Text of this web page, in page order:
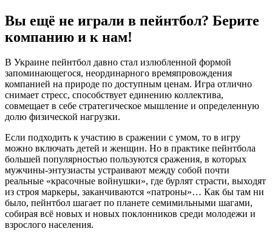
Вы ещё не играли в пейнтбол? Берите
компанию и к нам!
В Украине пейнтбол давно стал излюбленной формой
запоминающегося, неординарного времяпровождения
компанией на природе по доступным ценам. Игра отлично
снимает стресс, способствует единению коллектива,
совмещает в себе стратегическое мышление и определенную
долю физической нагрузки.
Если подходить к участию в сражении с умом, то в игру
можно включать детей и женщин. Но в практике пейнтбола
большей популярностью пользуются сражения, в которых
мужчины-энтузиасты устраивают между собой почти
реальные «красочные войнушки», где бурлят страсти, выходят
из строя маркеры, заканчиваются «патроны»… Как бы там ни
было, пейнтбол шагает по планете семимильными шагами,
собирая всё новых и новых поклонников среди молодежи и
взрослого населения.